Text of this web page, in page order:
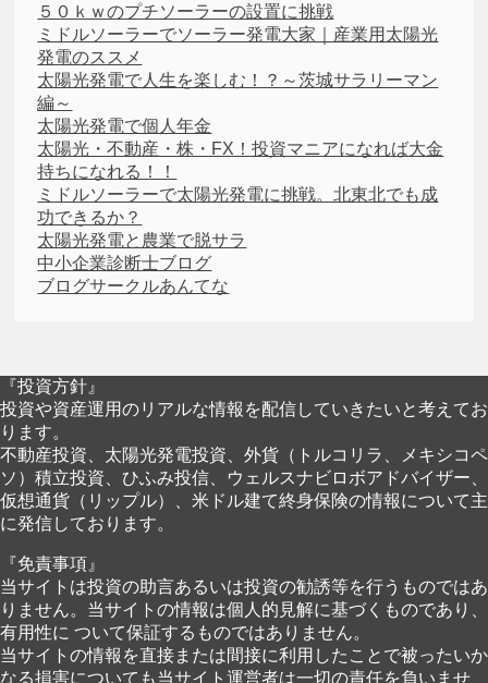
５０ｋｗのプチソーラーの設置に挑戦
ミドルソーラーでソーラー発電大家｜産業用太陽光
発電のススメ
太陽光発電で人生を楽しむ！？～茨城サラリーマン
編～
太陽光発電で個人年金
太陽光・不動産・株・FX！投資マニアになれば大金
持ちになれる！！
ミドルソーラーで太陽光発電に挑戦。北東北でも成
功できるか？
太陽光発電と農業で脱サラ
中小企業診断士ブログ
ブログサークルあんてな
『投資方針』
投資や資産運用のリアルな情報を配信していきたいと考えてお
ります。
不動産投資、太陽光発電投資、外貨（トルコリラ、メキシコペ
ソ）積立投資、ひふみ投信、ウェルスナビロボアドバイザー、
仮想通貨（リップル）、米ドル建て終身保険の情報について主
に発信しております。
『免責事項』
当サイトは投資の助言あるいは投資の勧誘等を行うものではあ
りません。当サイトの情報は個人的見解に基づくものであり、
有用性に ついて保証するものではありません。
当サイトの情報を直接または間接に利用したことで被ったいか
なる損害についても当サイト運営者は一切の責任を負いませ